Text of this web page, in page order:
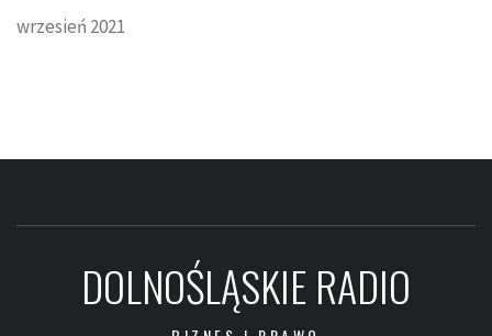
wrzesień 2021
DOLNOŚLĄSKIE RADIO